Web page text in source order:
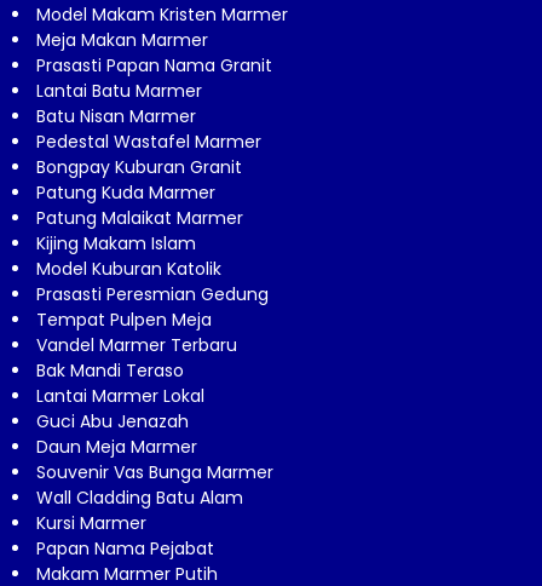
Model Makam Kristen Marmer
Meja Makan Marmer
Prasasti Papan Nama Granit
Lantai Batu Marmer
Batu Nisan Marmer
Pedestal Wastafel Marmer
Bongpay Kuburan Granit
Patung Kuda Marmer
Patung Malaikat Marmer
Kijing Makam Islam
Model Kuburan Katolik
Prasasti Peresmian Gedung
Tempat Pulpen Meja
Vandel Marmer Terbaru
Bak Mandi Teraso
Lantai Marmer Lokal
Guci Abu Jenazah
Daun Meja Marmer
Souvenir Vas Bunga Marmer
Wall Cladding Batu Alam
Kursi Marmer
Papan Nama Pejabat
Makam Marmer Putih